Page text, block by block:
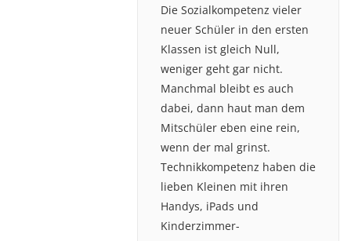
Die Sozialkompetenz vieler
neuer Schüler in den ersten
Klassen ist gleich Null,
weniger geht gar nicht.
Manchmal bleibt es auch
dabei, dann haut man dem
Mitschüler eben eine rein,
wenn der mal grinst.
Technikkompetenz haben die
lieben Kleinen mit ihren
Handys, iPads und
Kinderzimmer-